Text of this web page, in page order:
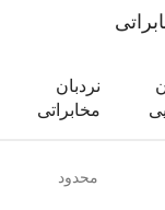
نردبان
مخابراتی
محدود